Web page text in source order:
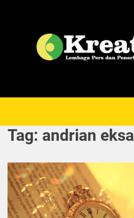
Tag: andrian eksa